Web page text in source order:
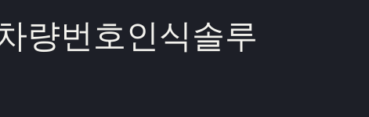
량번호인식솔루